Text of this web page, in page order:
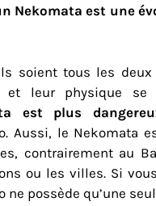
Nekomata est une
soient tous les
et leur physique se
est plus
Aussi, le Nekomata
contrairement au
ou les villes. Si
ne possède qu’une